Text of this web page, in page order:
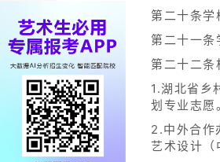
第二十条学
第二十一条
第二十二条
1.湖北省乡
划专业志愿
2.中外合作
艺术设计（